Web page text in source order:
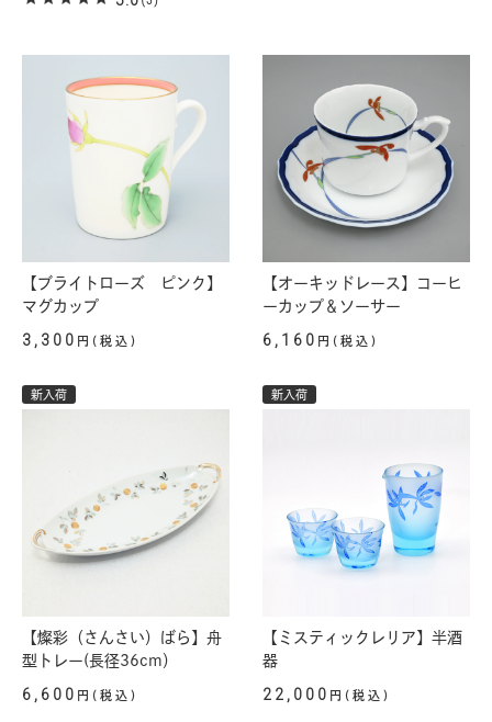
【ブライトローズ ピンク】
マグカップ
3,300 円(税込)
【オーキッドレース】コーヒ
ーカップ＆ソーサー
6,160 円(税込)
新入荷
【燦彩（さんさい）ばら】舟
型トレー(長径36cm）
6,600 円(税込)
新入荷
【ミスティックレリア】半酒
器
22,000 円(税込)